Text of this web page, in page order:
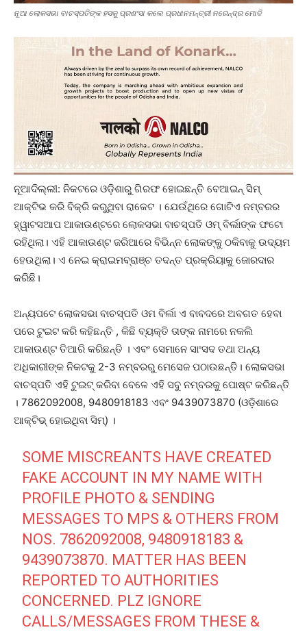
ନୂଆ ଲୋକସଭା ବାଚସ୍ପତିଙ୍କ ହସକୁ ପ୍ରଶଂସା କଲେ ପ୍ରଧାନମନ୍ତ୍ରୀ ନରେନ୍ଦ୍ର ମୋଦି
ନୂଆଦିଲ୍ଲୀ: ନିକଟରେ ଓଡ଼ିଶାରୁ ଗିରଫ ହୋଇଛନ୍ତି ବେଆଇନ୍ ସିମ୍
ଆକ୍ଟିଭ କରି ବିକ୍ରି କରୁଥିବା ରାକେଟ । ଯେଉଁଥିରେ ଗୋଟିଏ ନମ୍ବରର
ହ୍ୱାଟସଆପ ଆକାଉଣ୍ଟରେ ଲୋକସଭା ବାଚସ୍ପତି ଓମ୍ ବିର୍ଲାଙ୍କ ଫଟୋ
ରହିଥିଲା। ଏହି ଆକାଉଣ୍ଟ ଜରିଆରେ ବିଭିନ୍ନ ଲୋକଙ୍କୁ ଠକିବାକୁ ଉଦ୍ୟମ
ହେଉଥିଲା। ଏ ନେଇ କ୍ରାଇମବ୍ରାଞ୍ଚ ତଦନ୍ତ ପ୍ରକ୍ରିୟାକୁ ଜୋରଦାର
କରିଛି।
ଅନ୍ୟପଟେ ଲୋକସଭା ବାଚସ୍ପତି ଓମ ବିର୍ଲା ଏ ବାବଦରେ ଅବଗତ ହେବା
ପରେ ଟୁଇଟ କରି କହିଛନ୍ତି , କିଛି ବ୍ୟକ୍ତି ତାଙ୍କ ନାମରେ ନକଲି
ଆକାଉଣ୍ଟ ତିଆରି କରିଛନ୍ତି । ଏବଂ ସେମାନେ ସାଂସଦ ତଥା ଅନ୍ୟ
ଅଧିକାରୀଙ୍କ ନିକଟକୁ 2-3 ନମ୍ବରରୁ ମେସେଜ ପଠାଉଛନ୍ତି। ଲୋକସଭା
ବାଚସ୍ପତି ଏହି ଟୁଇଟ୍ କରିବା ବେଳେ ଏହି ସବୁ ନମ୍ବରକୁ ପୋଷ୍ଟ କରିଛନ୍ତି
। 7862092008, 9480918183 ଏବଂ 9439073870 (ଓଡ଼ିଶାରେ
ଆକ୍ଟିଭ୍ ହୋଇଥିବା ସିମ୍) ।
SOME MISCREANTS HAVE CREATED
FAKE ACCOUNT IN MY NAME WITH
PROFILE PHOTO & SENDING
MESSAGES TO MPS & OTHERS FROM
NOS. 7862092008, 9480918183 &
9439073870. MATTER HAS BEEN
REPORTED TO AUTHORITIES
CONCERNED. PLZ IGNORE
CALLS/MESSAGES FROM THESE &